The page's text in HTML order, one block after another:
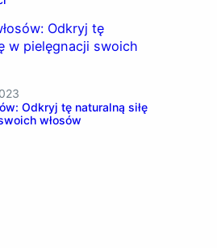
Odkryj tę naturalną siłę
włosów